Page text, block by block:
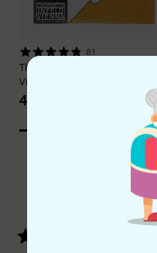
81
Thomastik
Violin 4/4
4 999 Ft